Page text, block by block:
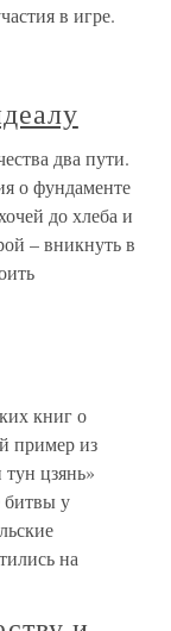
в игре.
два пути.
о фундаменте
до хлеба и
– вникнуть в
книг о
пример из
цзянь»
битвы у
на